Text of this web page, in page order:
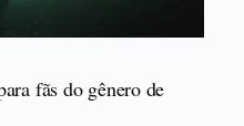
fãs do gênero de